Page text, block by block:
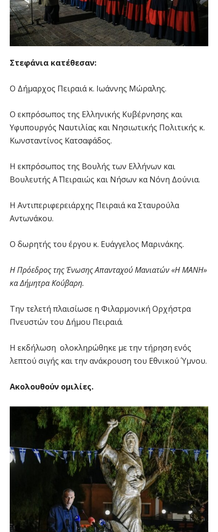
Στεφάνια κατέθεσαν:
Ο Δήμαρχος Πειραιά κ. Ιωάννης Μώραλης.
Ο εκπρόσωπος της Ελληνικής Κυβέρνησης και
Υφυπουργός Ναυτιλίας και Νησιωτικής Πολιτικής κ.
Κωνσταντίνος Κατσαφάδος.
Η εκπρόσωπος της Βουλής των Ελλήνων και
Βουλευτής Α΄ Πειραιώς και Νήσων κα Νόνη Δούνια.
Η Αντιπεριφερειάρχης Πειραιά κα Σταυρούλα
Αντωνάκου.
Ο δωρητής του έργου κ. Ευάγγελος Μαρινάκης.
Η Πρόεδρος της Ένωσης Απανταχού Μανιατών «Η ΜΑΝΗ»
κα Δήμητρα Κούβαρη.
Την τελετή πλαισίωσε η Φιλαρμονική Ορχήστρα
Πνευστών του Δήμου Πειραιά.
Η εκδήλωση ολοκληρώθηκε με την τήρηση ενός
λεπτού σιγής και την ανάκρουση του Εθνικού Ύμνου.
Ακολουθούν ομιλίες.